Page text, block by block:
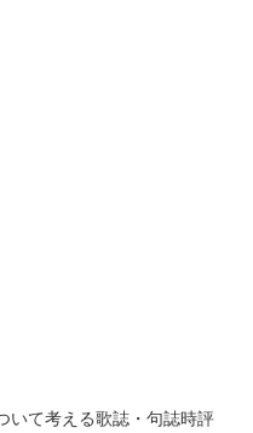
いて考える歌誌・句誌時評